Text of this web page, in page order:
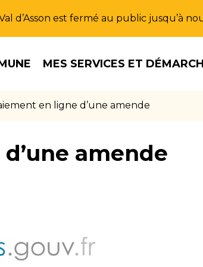
d’Asson est fermé au public jusqu’à
MES SERVICES ET
en ligne d’une amende
amende